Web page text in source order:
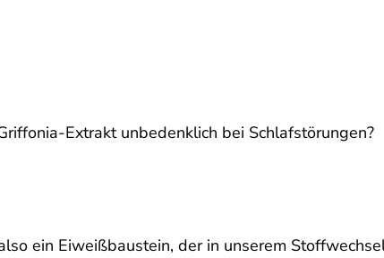
Extrakt unbedenklich bei Schlafstörungen?
ein Eiweißbaustein, der in unserem